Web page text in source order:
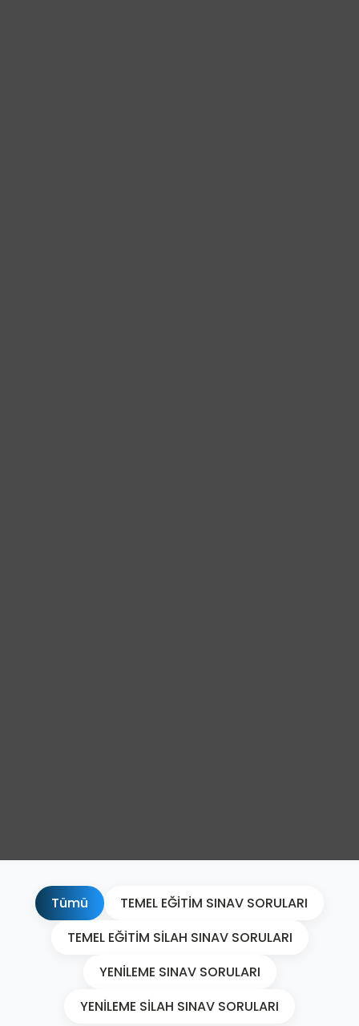
Tümü
TEMEL EĞİTİM SINAV SORULARI
TEMEL EĞİTİM SİLAH SINAV SORULARI
YENİLEME SINAV SORULARI
YENİLEME SİLAH SINAV SORULARI